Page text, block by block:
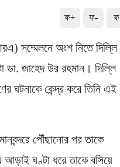
ফ+ ফ- ফ
সম্মেলনে অংশ নিতে দিল্লি
ডা. জাহেদ উর রহমান। দিল্লি
ঘটনাকে কেন্দ্র করে তিনি এই
পৌঁছানোর পর তাকে
আড়াই ঘণ্টা ধরে তাকে বসিয়ে